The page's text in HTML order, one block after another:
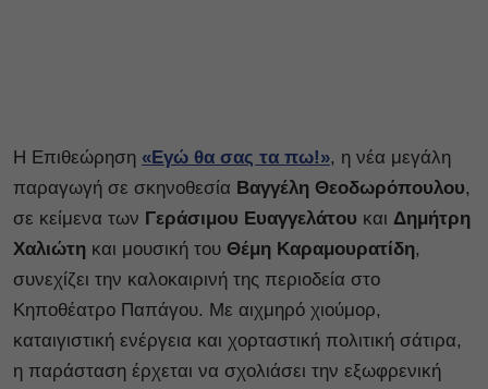
Η Επιθεώρηση «Εγώ θα σας τα πω!», η νέα μεγάλη
παραγωγή σε σκηνοθεσία Βαγγέλη Θεοδωρόπουλου,
σε κείμενα των Γεράσιμου Ευαγγελάτου και Δημήτρη
Χαλιώτη και μουσική του Θέμη Καραμουρατίδη,
συνεχίζει την καλοκαιρινή της περιοδεία στο
Κηποθέατρο Παπάγου. Με αιχμηρό χιούμορ,
καταιγιστική ενέργεια και χορταστική πολιτική σάτιρα,
η παράσταση έρχεται να σχολιάσει την εξωφρενική